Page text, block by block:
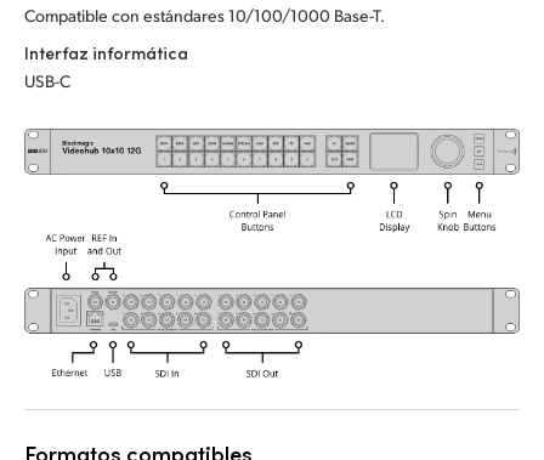
UAE
Ukraine
United States
Compatible con estándares 10/100/1000 Base-T.
Interfaz informática
USB-C
Formatos compatibles